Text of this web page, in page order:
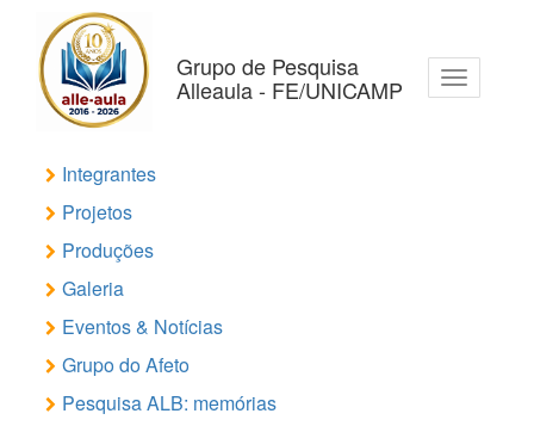
conteúdo
principal
Grupo de Pesquisa
Alleaula - FE/UNICAMP
Toggle
navigation
Integrantes
Projetos
Produções
Galeria
Eventos & Notícias
Grupo do Afeto
Pesquisa ALB: memórias